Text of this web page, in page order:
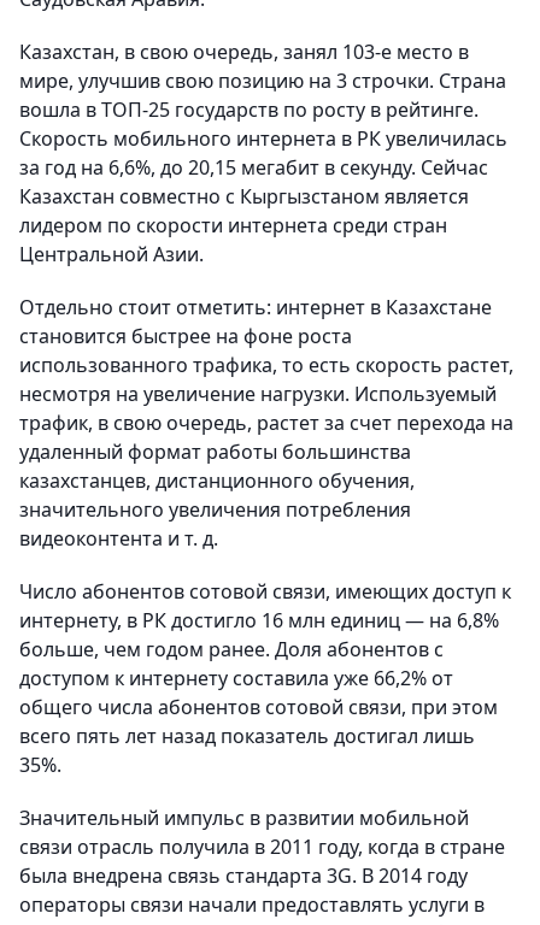
Казахстан, в свою очередь, занял 103-е место в
мире, улучшив свою позицию на 3 строчки. Страна
вошла в ТОП-25 государств по росту в рейтинге.
Скорость мобильного интернета в РК увеличилась
за год на 6,6%, до 20,15 мегабит в секунду. Сейчас
Казахстан совместно с Кыргызстаном является
лидером по скорости интернета среди стран
Центральной Азии.
Отдельно стоит отметить: интернет в Казахстане
становится быстрее на фоне роста
использованного трафика, то есть скорость растет,
несмотря на увеличение нагрузки. Используемый
трафик, в свою очередь, растет за счет перехода на
удаленный формат работы большинства
казахстанцев, дистанционного обучения,
значительного увеличения потребления
видеоконтента и т. д.
Число абонентов сотовой связи, имеющих доступ к
интернету, в РК достигло 16 млн единиц — на 6,8%
больше, чем годом ранее. Доля абонентов с
доступом к интернету составила уже 66,2% от
общего числа абонентов сотовой связи, при этом
всего пять лет назад показатель достигал лишь
35%.
Значительный импульс в развитии мобильной
связи отрасль получила в 2011 году, когда в стране
была внедрена связь стандарта 3G. В 2014 году
операторы связи начали предоставлять услуги в